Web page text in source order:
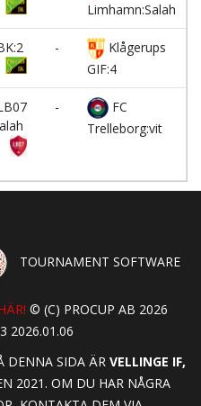
Limhamn:Salah
-
Klågerups
GIF:4
-
FC
Trelleborg:vit
TOURNAMENT SOFTWARE
© (C) PROCUP AB 2026
2026.01.06
DENNA SIDA ÄR VELLINGE IF,
2021. OM DU HAR NÅGRA